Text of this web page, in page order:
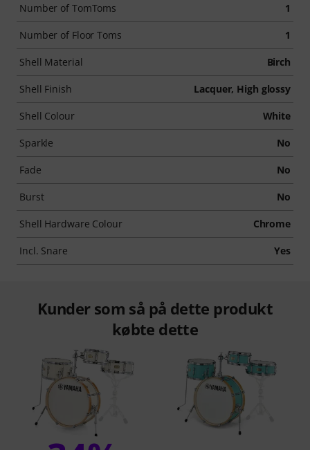
Number of TomToms 1
Number of Floor Toms 1
Shell Material Birch
Shell Finish Lacquer, High glossy
Shell Colour White
Sparkle No
Fade No
Burst No
Shell Hardware Colour Chrome
Incl. Snare Yes
Kunder som så på dette produkt
købte dette